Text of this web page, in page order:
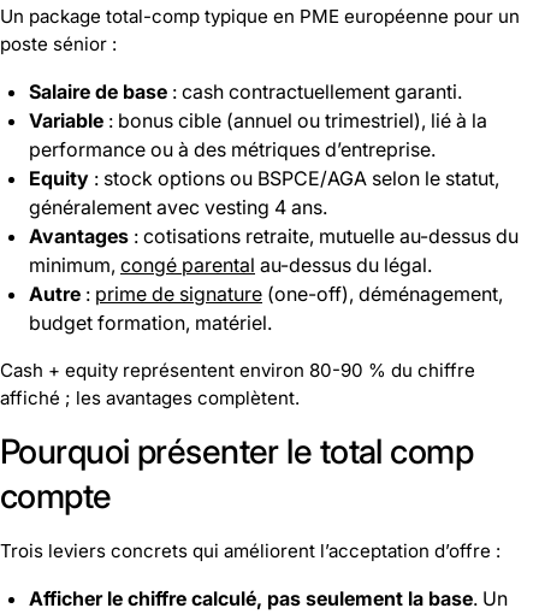
Un package total-comp typique en PME européenne pour un
poste sénior :
Salaire de base : cash contractuellement garanti.
Variable : bonus cible (annuel ou trimestriel), lié à la
performance ou à des métriques d’entreprise.
Equity : stock options ou BSPCE/AGA selon le statut,
généralement avec vesting 4 ans.
Avantages : cotisations retraite, mutuelle au-dessus du
minimum, congé parental au-dessus du légal.
Autre : prime de signature (one-off), déménagement,
budget formation, matériel.
Cash + equity représentent environ 80-90 % du chiffre
affiché ; les avantages complètent.
Pourquoi présenter le total comp
compte
Trois leviers concrets qui améliorent l’acceptation d’offre :
Afficher le chiffre calculé, pas seulement la base. Un